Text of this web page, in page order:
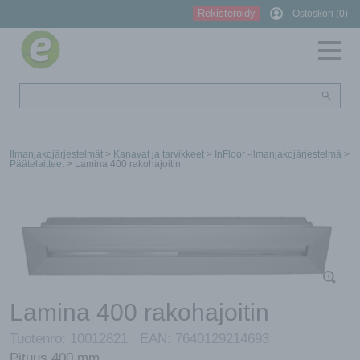
Rekisteröidy Ostoskori (0)
Ilmanjakojärjestelmät > Kanavat ja tarvikkeet > InFloor -ilmanjakojärjestelmä >
Päätelaitteet > Lamina 400 rakohajoitin
Lamina 400 rakohajoitin
Tuotenro: 10012821 EAN: 7640129214693